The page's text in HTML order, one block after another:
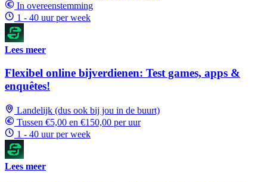
In overeenstemming
1 - 40 uur per week
Lees meer
Flexibel online bijverdienen: Test games, apps &
enquêtes!
Landelijk (dus ook bij jou in de buurt)
Tussen €5,00 en €150,00 per uur
1 - 40 uur per week
Lees meer